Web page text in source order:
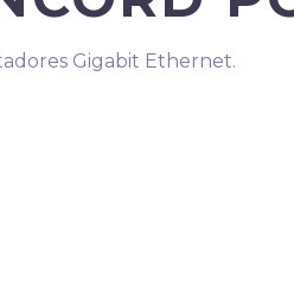
Gigabit Ethernet.